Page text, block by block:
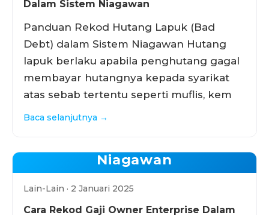
Dalam Sistem Niagawan
Panduan Rekod Hutang Lapuk (Bad
Debt) dalam Sistem Niagawan Hutang
lapuk berlaku apabila penghutang gagal
membayar hutangnya kepada syarikat
atas sebab tertentu seperti muflis, kem
Baca selanjutnya →
Niagawan
Lain-Lain · 2 Januari 2025
Cara Rekod Gaji Owner Enterprise Dalam